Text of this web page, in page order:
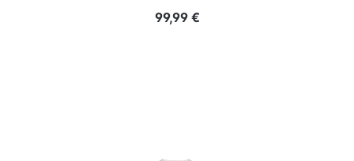
Regulärer Preis:
99,99 €